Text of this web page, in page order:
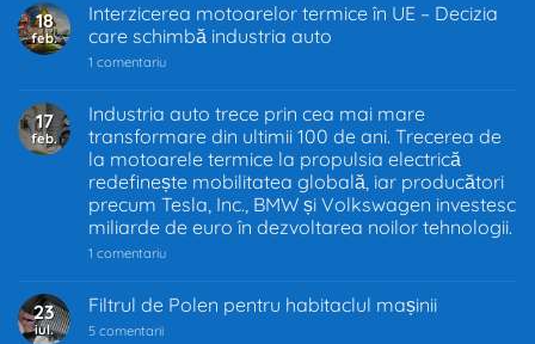
18
feb.
Interzicerea motoarelor termice în UE – Decizia
care schimbă industria auto
1 comentariula
termice
în
UE
–
Decizia
care
schimbă
industria
auto
17
feb.
Industria auto trece prin cea mai mare
transformare din ultimii 100 de ani. Trecerea de
la motoarele termice la propulsia electrică
redefinește mobilitatea globală, iar producători
precum Tesla, Inc., BMW și Volkswagen investesc
miliarde de euro în dezvoltarea noilor tehnologii.
1 comentariula
trece
prin
23
iul.
Filtrul de Polen pentru habitaclul mașinii
5 comentariila